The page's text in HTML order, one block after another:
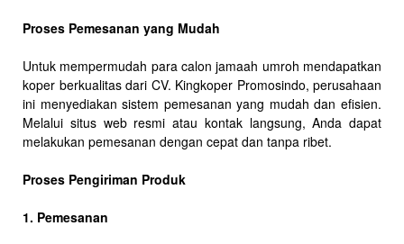
Proses Pemesanan yang Mudah
Untuk mempermudah para calon jamaah umroh mendapatkan
koper berkualitas dari CV. Kingkoper Promosindo, perusahaan
ini menyediakan sistem pemesanan yang mudah dan efisien.
Melalui situs web resmi atau kontak langsung, Anda dapat
melakukan pemesanan dengan cepat dan tanpa ribet.
Proses Pengiriman Produk
1. Pemesanan